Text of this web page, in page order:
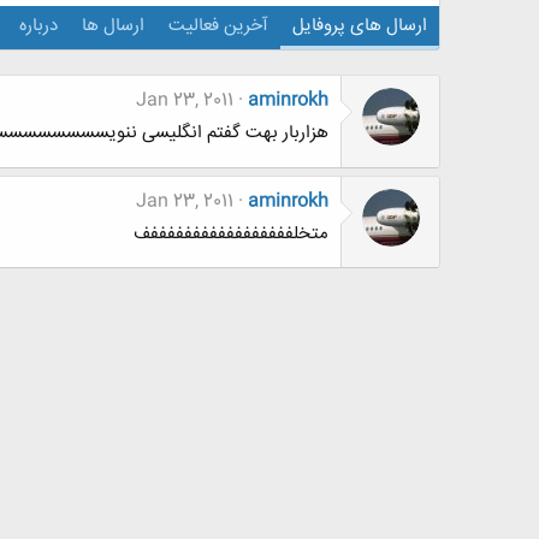
ارسال های پروفایل آخرین فعالیت ارسال ها درباره
aminrokh
Jan 23, 2011
هزاربار بهت گفتم انگلیسی
aminrokh
Jan 23, 2011
متخلفففففففففففففففففف